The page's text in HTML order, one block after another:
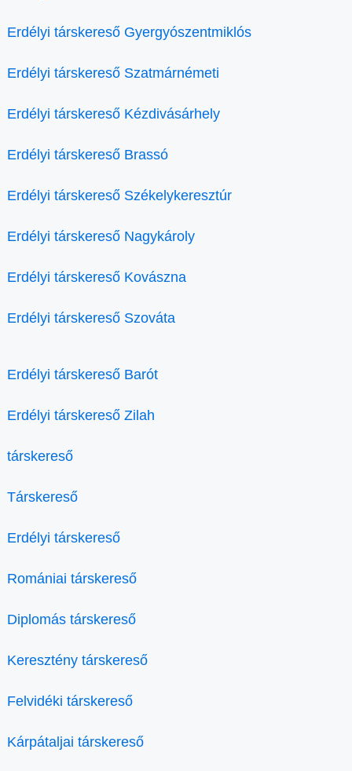
Erdélyi társkereső Gyergyószentmiklós
Erdélyi társkereső Szatmárnémeti
Erdélyi társkereső Kézdivásárhely
Erdélyi társkereső Brassó
Erdélyi társkereső Székelykeresztúr
Erdélyi társkereső Nagykároly
Erdélyi társkereső Kovászna
Erdélyi társkereső Szováta
Erdélyi társkereső Barót
Erdélyi társkereső Zilah
társkereső
Társkereső
Erdélyi társkereső
Romániai társkereső
Diplomás társkereső
Keresztény társkereső
Felvidéki társkereső
Kárpátaljai társkereső